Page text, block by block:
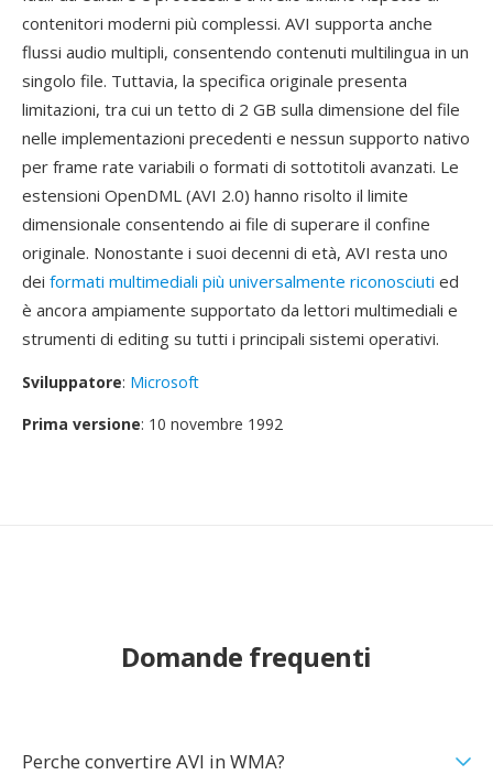
contenitori moderni più complessi. AVI supporta anche
flussi audio multipli, consentendo contenuti multilingua in un
singolo file. Tuttavia, la specifica originale presenta
limitazioni, tra cui un tetto di 2 GB sulla dimensione del file
nelle implementazioni precedenti e nessun supporto nativo
per frame rate variabili o formati di sottotitoli avanzati. Le
estensioni OpenDML (AVI 2.0) hanno risolto il limite
dimensionale consentendo ai file di superare il confine
originale. Nonostante i suoi decenni di età, AVI resta uno
dei formati multimediali più universalmente riconosciuti ed
è ancora ampiamente supportato da lettori multimediali e
strumenti di editing su tutti i principali sistemi operativi.
Sviluppatore: Microsoft
Prima versione: 10 novembre 1992
Domande frequenti
Perche convertire AVI in WMA?